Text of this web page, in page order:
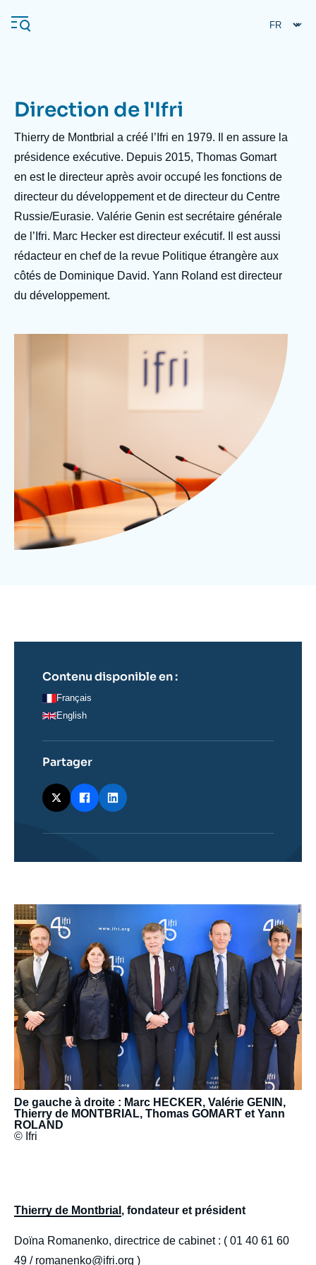
au
contenu
Navigation
principale
L'Ifri
Analyses
Événements
Nous soutenir
À propos de l'Ifri
L'Ifri en bref
Recherches fréquentes
Proche-Orient
Direction de l'Ifri
Thierry de Montbrial a créé l’Ifri en 1979. Il en assure la
présidence exécutive. Depuis 2015, Thomas Gomart
en est le directeur après avoir occupé les fonctions de
directeur du développement et de directeur du Centre
Russie/Eurasie. Valérie Genin est secrétaire générale
de l’Ifri. Marc Hecker est directeur exécutif. Il est aussi
rédacteur en chef de la revue Politique étrangère aux
côtés de Dominique David. Yann Roland est directeur
du développement.
Mike Chevreuil
Edito
image
De gauche à droite : Marc HECKER, Valérie GENIN,
Thierry de MONTBRIAL, Thomas GOMART et Yann
ROLAND
© Ifri
Thierry de Montbrial , fondateur et président
Doïna Romanenko, directrice de cabinet : ( 01 40 61 60
49 / romanenko@ifri.org )
Contenu disponible en :
Français
English
Partager